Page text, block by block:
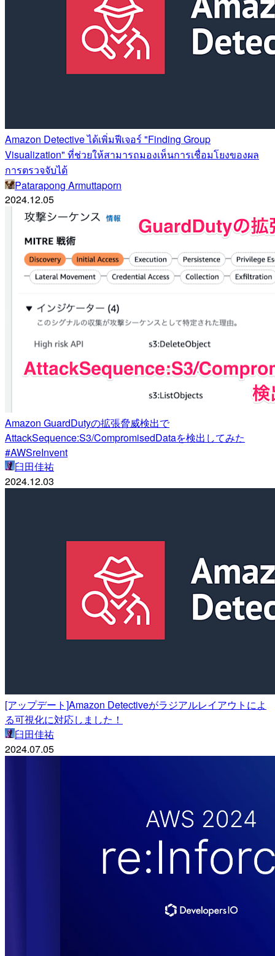
Amazon Detective ได้เพิ่มฟีเจอร์ "Finding Group
Visualization" ที่ช่วยให้สามารถมองเห็นการเชื่อมโยงของผล
การตรวจจับได้
Patarapong Armuttaporn
2024.12.05
Amazon GuardDutyの拡張脅威検出で
AttackSequence:S3/CompromisedDataを検出してみた
#AWSreInvent
臼田佳祐
2024.12.03
[アップデート]Amazon Detectiveがラジアルレイアウトによ
る可視化に対応しました！
臼田佳祐
2024.07.05